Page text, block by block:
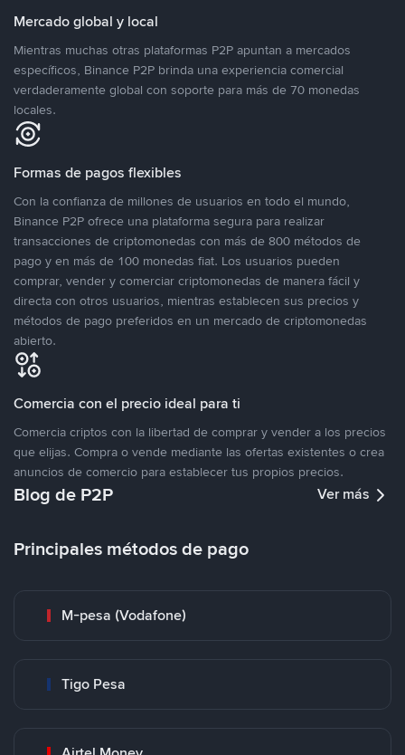
Mercado global y local
Mientras muchas otras plataformas P2P apuntan a mercados
específicos, Binance P2P brinda una experiencia comercial
verdaderamente global con soporte para más de 70 monedas
locales.
Formas de pagos flexibles
Con la confianza de millones de usuarios en todo el mundo,
Binance P2P ofrece una plataforma segura para realizar
transacciones de criptomonedas con más de 800 métodos de
pago y en más de 100 monedas fiat. Los usuarios pueden
comprar, vender y comerciar criptomonedas de manera fácil y
directa con otros usuarios, mientras establecen sus precios y
métodos de pago preferidos en un mercado de criptomonedas
abierto.
Comercia con el precio ideal para ti
Comercia criptos con la libertad de comprar y vender a los precios
que elijas. Compra o vende mediante las ofertas existentes o crea
anuncios de comercio para establecer tus propios precios.
Blog de P2P Ver más
Principales métodos de pago
M-pesa (Vodafone)
Tigo Pesa